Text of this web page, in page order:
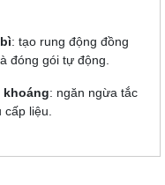
: tạo rung động đồng
đóng gói tự động.
khoáng: ngăn ngừa tắc
liệu.